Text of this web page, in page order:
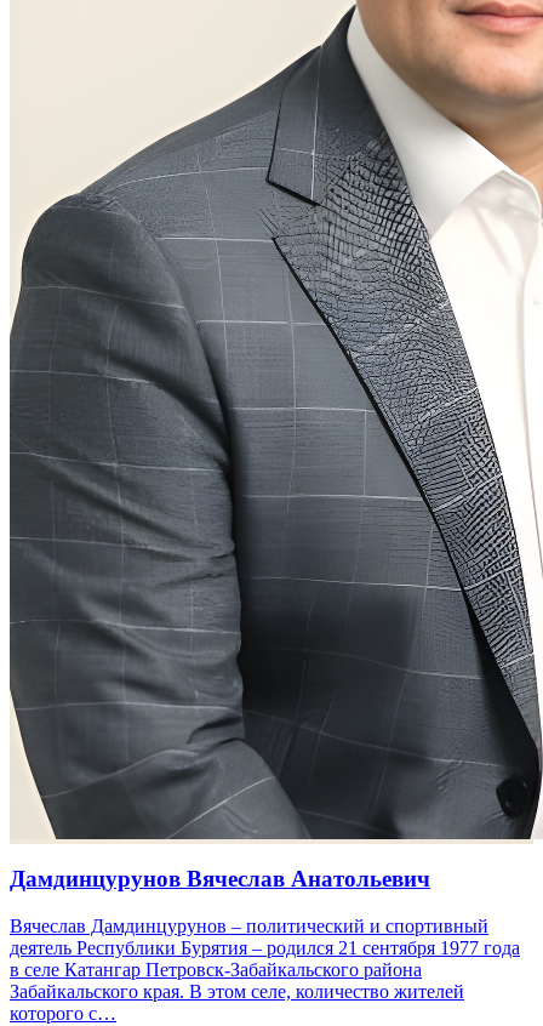
Дамдинцурунов Вячеслав Анатольевич
Вячеслав Дамдинцурунов – политический и спортивный
деятель Республики Бурятия – родился 21 сентября 1977 года
в селе Катангар Петровск-Забайкальского района
Забайкальского края. В этом селе, количество жителей
которого с…